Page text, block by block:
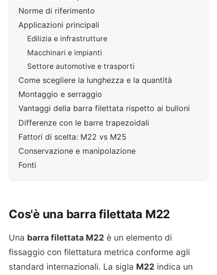
Norme di riferimento
Applicazioni principali
Edilizia e infrastrutture
Macchinari e impianti
Settore automotive e trasporti
Come scegliere la lunghezza e la quantità
Montaggio e serraggio
Vantaggi della barra filettata rispetto ai bulloni
Differenze con le barre trapezoidali
Fattori di scelta: M22 vs M25
Conservazione e manipolazione
Fonti
Cos'è una barra filettata M22
Una barra filettata M22 è un elemento di
fissaggio con filettatura metrica conforme agli
standard internazionali. La sigla M22 indica un